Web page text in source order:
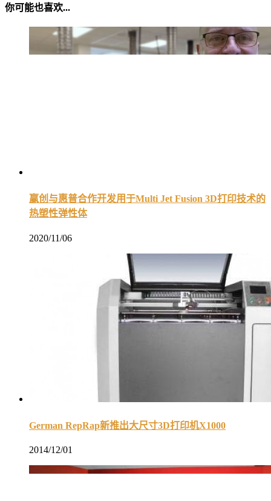
你可能也喜欢...
赢创与惠普合作开发用于Multi Jet Fusion 3D打印技术的
热塑性弹性体
2020/11/06
German RepRap新推出大尺寸3D打印机X1000
2014/12/01